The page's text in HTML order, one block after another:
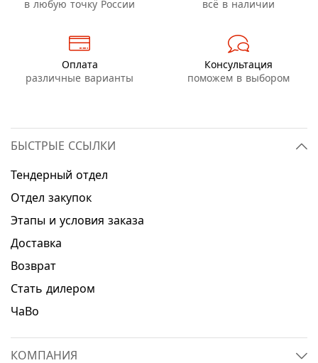
в любую точку России
всё в наличии
Оплата
различные варианты
Консультация
поможем в выбором
БЫСТРЫЕ ССЫЛКИ
Тендерный отдел
Отдел закупок
Этапы и условия заказа
Доставка
Возврат
Стать дилером
ЧаВо
КОМПАНИЯ